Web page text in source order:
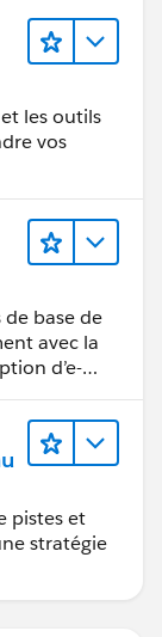
les outils
vos
base de
avec la
d’e-
pistes et
stratégie